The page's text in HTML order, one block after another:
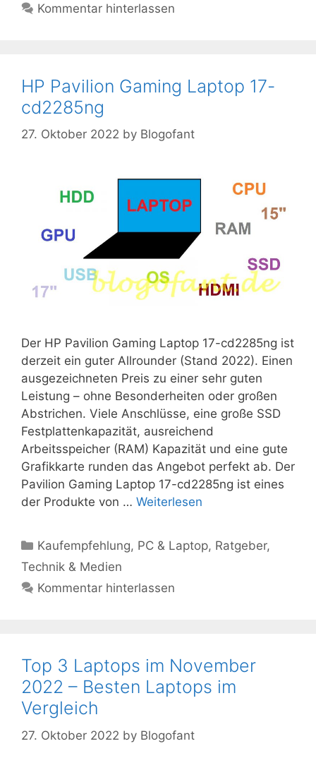
Kommentar hinterlassen
HP Pavilion Gaming Laptop 17-
cd2285ng
27. Oktober 2022 by Blogofant
Der HP Pavilion Gaming Laptop 17-cd2285ng ist
derzeit ein guter Allrounder (Stand 2022). Einen
ausgezeichneten Preis zu einer sehr guten
Leistung – ohne Besonderheiten oder großen
Abstrichen. Viele Anschlüsse, eine große SSD
Festplattenkapazität, ausreichend
Arbeitsspeicher (RAM) Kapazität und eine gute
Grafikkarte runden das Angebot perfekt ab. Der
Pavilion Gaming Laptop 17-cd2285ng ist eines
der Produkte von … Weiterlesen
Kategorien
Kaufempfehlung, PC & Laptop, Ratgeber,
Technik & Medien
Kommentar hinterlassen
Top 3 Laptops im November
2022 – Besten Laptops im
Vergleich
27. Oktober 2022 by Blogofant